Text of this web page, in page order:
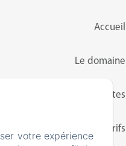
Accueil
Le domaine
Chambres d'hôtes
Tarifs
votre expérience